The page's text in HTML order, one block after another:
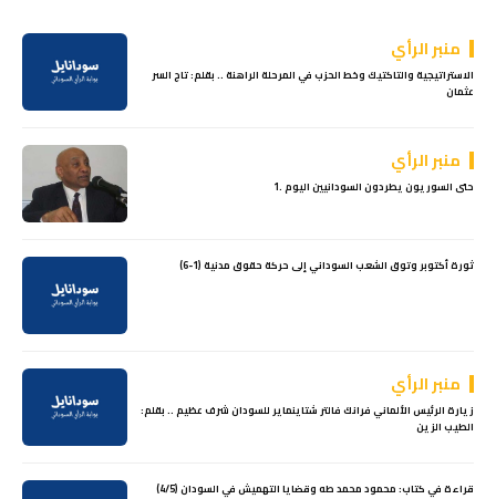
منبر الرأي
الاستراتيجية والتاكتيك وخط الحزب في المرحلة الراهنة .. بقلم: تاج السر
عثمان
منبر الرأي
حتى السوريون يطردون السودانيين اليوم .1
ثورة أكتوبر وتوق الشعب السوداني إلى حركة حقوق مدنية (1-6)
منبر الرأي
زيارة الرئيس الألماني فرانك فالتر شتاينماير للسودان شرف عظيم .. بقلم:
الطيب الزين
قراءة في كتاب: محمود محمد طه وقضايا التهميش في السودان (4/5)